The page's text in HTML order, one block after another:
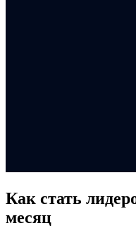
Как стать
месяц